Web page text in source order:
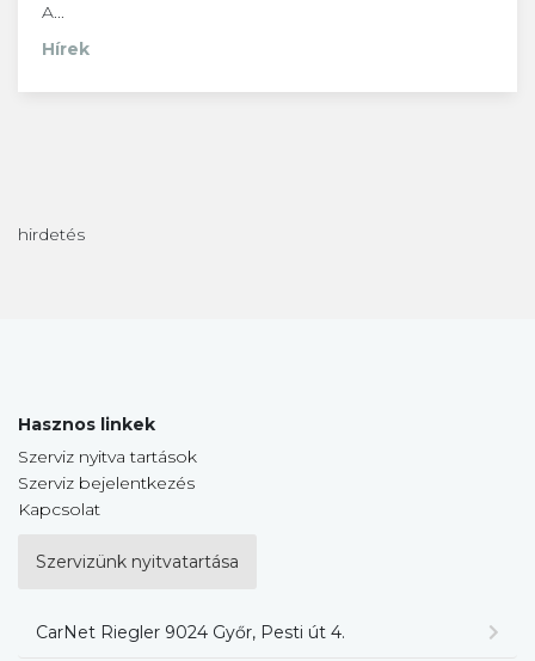
A...
Hírek
hirdetés
Hasznos linkek
Szerviz nyitva tartások
Szerviz bejelentkezés
Kapcsolat
Szervizünk nyitvatartása
CarNet Riegler 9024 Győr, Pesti út 4.